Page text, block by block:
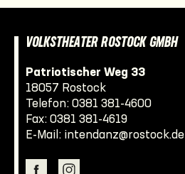
VOLKSTHEATER ROSTOCK GMBH
Patriotischer Weg 33
18057 Rostock
Telefon: 0381 381-4600
Fax: 0381 381-4619
E-Mail: intendanz@rostock.de